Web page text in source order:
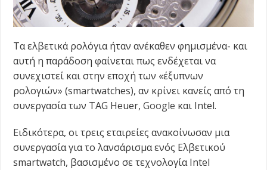
Τα ελβετικά ρολόγια ήταν ανέκαθεν φημισμένα- και
αυτή η παράδοση φαίνεται πως ενδέχεται να
συνεχιστεί και στην εποχή των «έξυπνων
ρολογιών» (smartwatches), αν κρίνει κανείς από τη
συνεργασία των TAG Heuer,Google και Intel.
Ειδικότερα, οι τρεις εταιρείες ανακοίνωσαν μια
συνεργασία για το λανσάρισμα ενός Ελβετικού
smartwatch, βασισμένο σε τεχνολογία Intel